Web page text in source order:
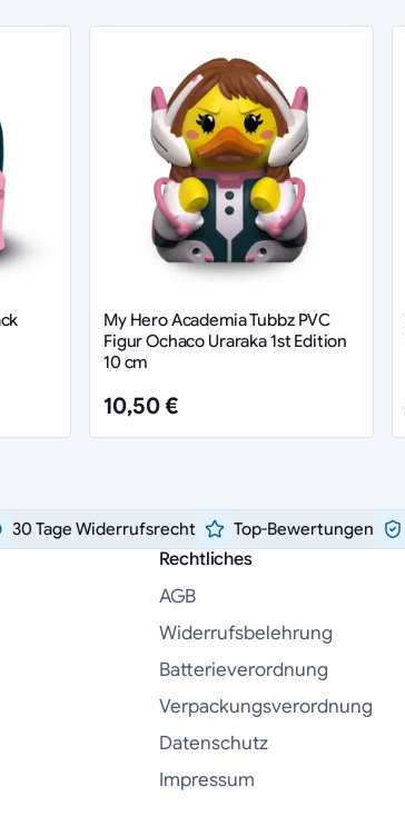
My Hero Academia Tubbz PVC
Figur Ochaco Uraraka 1st Edition
10 cm
10,50 €
30 Tage Widerrufsrecht Top-Bewertungen
Rechtliches
AGB
Widerrufsbelehrung
Batterieverordnung
Verpackungsverordnung
Datenschutz
Impressum